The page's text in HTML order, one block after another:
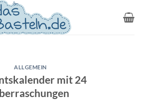
ALLGEMEIN
mit 24